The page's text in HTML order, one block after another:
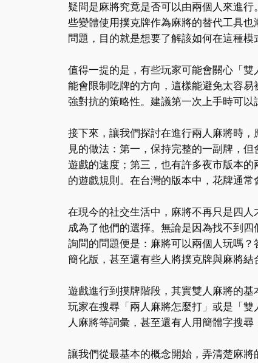
疑問是麻將究竟是否可以由兩個人來進
些變體使用撲克牌作為麻將的替代工具
問題，目的就是想要了解該如何在這種模
值得一提的是，有些玩家可能會關心「
能會限制吃牌的方向，這樣能避免太容
強對抗的策略性。建議第一次上手時可
接下來，讓我們探討在進行兩人麻將時
見的做法：第一，保持完整的一副牌，
遊戲的速度；第三，也有許多夜市版本
的遊戲規則。在台灣的版本中，花牌通常
在現今的社交生活中，麻將不再只是四
成為了他們的選擇。無論是因為找不到
詢問的問題便是：麻將可以兩個人玩嗎
簡化版，甚至還有些人將撲克牌與麻將結
遊戲進行到摸牌階段，其實雙人麻將的
玩家在搜尋「兩人麻將怎麼打」或是「
人麻將等詞彙，甚至還有人用簡體字搜尋
讓我們從最基本的概念開始，弄清楚麻